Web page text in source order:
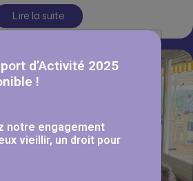
Lire la suite
d’Activité 2025
!
notre engagement
vieillir, un droit pour